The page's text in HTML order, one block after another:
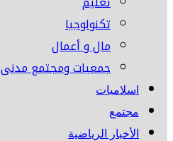
تكنولوجيا
مال و أعمال
جمعيات ومجتمع مدنى
اسلاميات
مجتمع
الأخبار الرياضية